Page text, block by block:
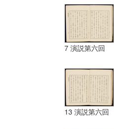
7 演説第六回
13 演説第六回